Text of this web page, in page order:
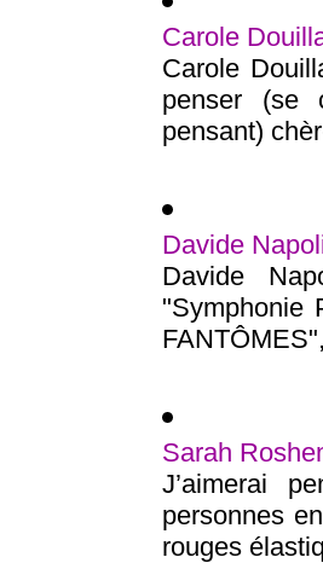
Carole
Carole
penser (se
pensant)
Davide
Davide
"Symphonie
Sarah
J’aimerai
personnes
rouges